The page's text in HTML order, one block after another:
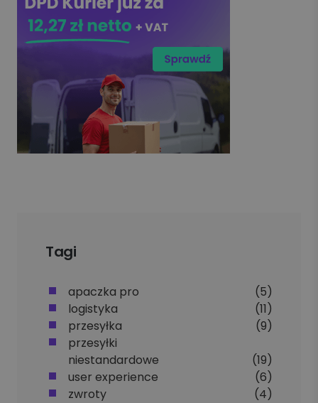
Tagi
apaczka pro
(5)
logistyka
(11)
przesyłka
(9)
przesyłki
niestandardowe
(19)
user experience
(6)
zwroty
(4)